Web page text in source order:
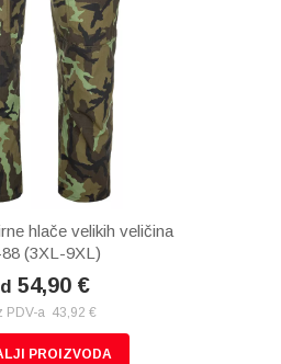
hlače velikih veličina
(3XL-9XL)
54,90 €
PDV-a 43,92 €
PROIZVODA